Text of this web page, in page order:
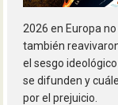
2026 en Europa
también
el sesgo
se difunden y
por el prejuicio.